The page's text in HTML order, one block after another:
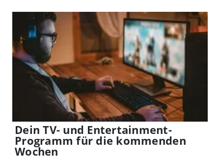
Dein TV- und Entertainment-
Programm für die kommenden
Wochen